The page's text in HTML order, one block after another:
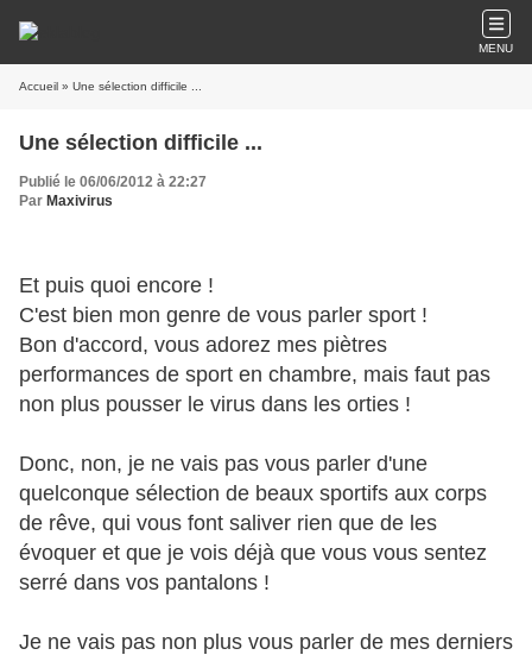
MENU
Accueil » Une sélection difficile ...
Une sélection difficile ...
Publié le 06/06/2012 à 22:27
Par Maxivirus
Et puis quoi encore !
C'est bien mon genre de vous parler sport !
Bon d'accord, vous adorez mes piètres
performances de sport en chambre, mais faut pas
non plus pousser le virus dans les orties !
Donc, non, je ne vais pas vous parler d'une
quelconque sélection de beaux sportifs aux corps
de rêve, qui vous font saliver rien que de les
évoquer et que je vois déjà que vous vous sentez
serré dans vos pantalons !
Je ne vais pas non plus vous parler de mes derniers